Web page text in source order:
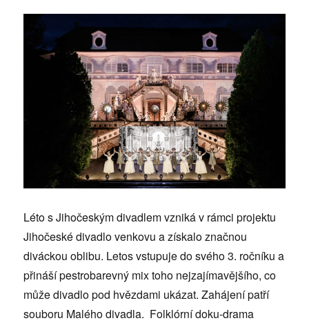
Léto s Jihočeským divadlem vzniká v rámci projektu
Jihočeské divadlo venkovu a získalo značnou
diváckou oblibu. Letos vstupuje do svého 3. ročníku a
přináší pestrobarevný mix toho nejzajímavějšího, co
může divadlo pod hvězdami ukázat. Zahájení patří
souboru Malého divadla. Folklórní doku-drama